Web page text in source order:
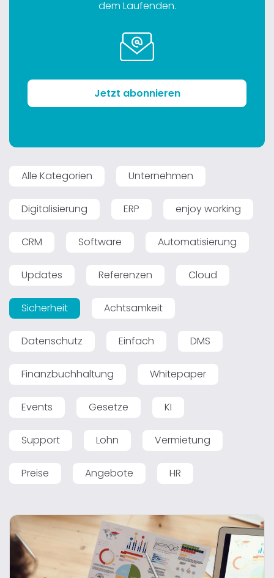
dem Laufenden.
Jetzt abonnieren
Alle Kategorien Unternehmen
Digitalisierung ERP enjoy working
CRM Software Automatisierung
Updates Referenzen Cloud
Sicherheit Achtsamkeit
Datenschutz Einfach DMS
Finanzbuchhaltung Whitepaper
Events Gesetze KI
Support Lohn Vermietung
Preise Angebote HR